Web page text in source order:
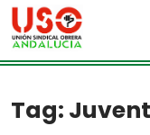
Skip to main content
Tag: